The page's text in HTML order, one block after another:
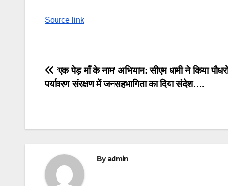
Source link
Post
navigation
‘एक पेड़ माँ के नाम’ अभियान: सीएम धामी ने किया
पर्यावरण संरक्षण में जनसहभागिता का दिया संदेश….
Byadmin